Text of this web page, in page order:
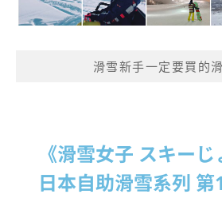
滑雪新手一定要買的